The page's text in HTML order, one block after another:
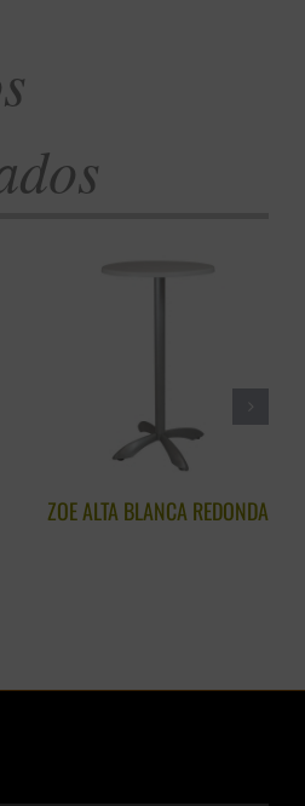
ZOE ALTA BLANCA REDONDA